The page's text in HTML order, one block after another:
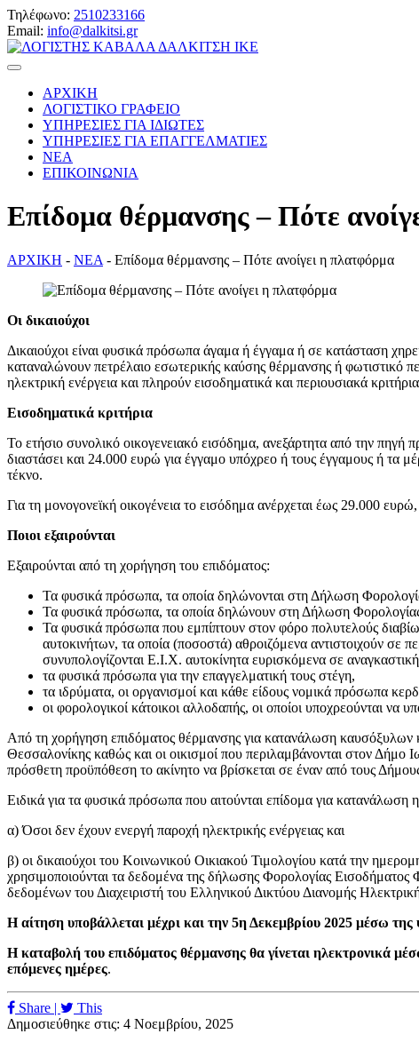
Τηλέφωνο: 2510233166
Email: info@dalkitsi.gr
ΑΡΧΙΚΗ
ΛΟΓΙΣΤΙΚΟ ΓΡΑΦΕΙΟ
ΥΠΗΡΕΣΙΕΣ ΓΙΑ ΙΔΙΩΤΕΣ
ΥΠΗΡΕΣΙΕΣ ΓΙΑ ΕΠΑΓΓΕΛΜΑΤΙΕΣ
ΝΕΑ
ΕΠΙΚΟΙΝΩΝΙΑ
Επίδομα θέρμανσης – Πότε
ΑΡΧΙΚΗ - ΝΕΑ - Επίδομα θέρμανσης – Πότε ανοίγει η πλατφόρμα
Οι δικαιούχοι
Δικαιούχοι είναι φυσικά πρόσωπα άγαμα ή έγγαμα ή σε κατάσταση
καταναλώνουν πετρέλαιο εσωτερικής καύσης θέρμανσης ή φωτιστικό
ηλεκτρική ενέργεια και πληρούν εισοδηματικά και περιουσιακά
Εισοδηματικά κριτήρια
Το ετήσιο συνολικό οικογενειακό εισόδημα, ανεξάρτητα από την
διαστάσει και 24.000 ευρώ για έγγαμο υπόχρεο ή τους έγγαμους ή
τέκνο.
Για τη μονογονεϊκή οικογένεια το εισόδημα ανέρχεται έως 29.000
Ποιοι εξαιρούνται
Εξαιρούνται από τη χορήγηση του επιδόματος:
Τα φυσικά πρόσωπα, τα οποία δηλώνονται στη Δήλωση
Τα φυσικά πρόσωπα, τα οποία δηλώνουν στη Δήλωση
Τα φυσικά πρόσωπα που εμπίπτουν στον φόρο πολυτελούς
αυτοκινήτων, τα οποία (ποσοστά) αθροιζόμενα αντιστοιχούν
συνυπολογίζονται Ε.Ι.Χ. αυτοκίνητα ευρισκόμενα σε
τα φυσικά πρόσωπα για την επαγγελματική τους στέγη,
τα ιδρύματα, οι οργανισμοί και κάθε είδους νομικά πρόσωπα
οι φορολογικοί κάτοικοι αλλοδαπής, οι οποίοι υποχρεούνται
Από τη χορήγηση επιδόματος θέρμανσης για κατανάλωση καυσόξυλων
Θεσσαλονίκης καθώς και οι οικισμοί που περιλαμβάνονται στον Δήμο
πρόσθετη προϋπόθεση το ακίνητο να βρίσκεται σε έναν από τους
Ειδικά για τα φυσικά πρόσωπα που αιτούνται επίδομα για κατανάλωση
α) Όσοι δεν έχουν ενεργή παροχή ηλεκτρικής ενέργειας και
β) οι δικαιούχοι του Κοινωνικού Οικιακού Τιμολογίου κατά την
χρησιμοποιούνται τα δεδομένα της δήλωσης Φορολογίας
δεδομένων του Διαχειριστή του Ελληνικού Δικτύου Διανομής
Η αίτηση υποβάλλεται μέχρι και την 5η Δεκεμβρίου 2025 μέσω
Η καταβολή του επιδόματος θέρμανσης θα γίνεται ηλεκτρονικά
επόμενες ημέρες.
Share |
This
Δημοσιεύθηκε στις: 4 Νοεμβρίου, 2025